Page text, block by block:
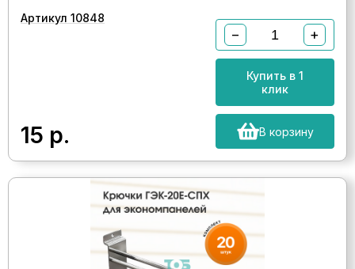
Артикул 10848
15 р.
− +
Купить в 1
клик
В корзину